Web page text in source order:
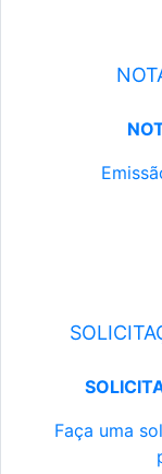
Faça uma